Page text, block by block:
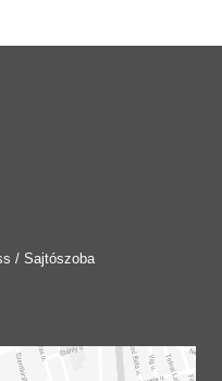
/ Sajtószoba